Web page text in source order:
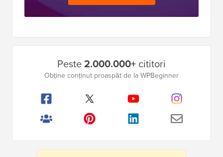
principală
Peste2.000.000+ cititori
Obține conținut proaspăt de la WPBeginner